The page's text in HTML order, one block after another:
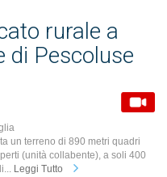
rurale a
di Pescoluse
un terreno di 890 metri quadri
(unità collabente), a soli 400
Leggi Tutto